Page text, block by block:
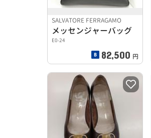
SALVATORE FERRAGAMO
メッセンジャーバッグ
E0-24
82,500 円